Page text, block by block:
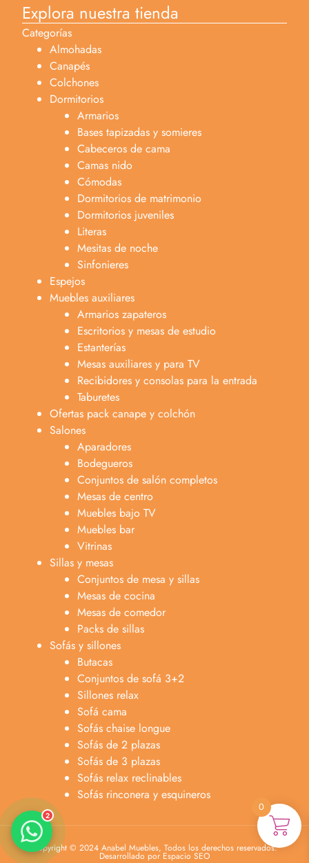
Explora nuestra tienda
Categorías
Almohadas
Canapés
Colchones
Dormitorios
Armarios
Bases tapizadas y somieres
Cabeceros de cama
Camas nido
Cómodas
Dormitorios de matrimonio
Dormitorios juveniles
Literas
Mesitas de noche
Sinfonieres
Espejos
Muebles auxiliares
Armarios zapateros
Escritorios y mesas de estudio
Estanterías
Mesas auxiliares y para TV
Recibidores y consolas para la entrada
Taburetes
Ofertas pack canape y colchón
Salones
Aparadores
Bodegueros
Conjuntos de salón completos
Mesas de centro
Muebles bajo TV
Muebles bar
Vitrinas
Sillas y mesas
Conjuntos de mesa y sillas
Mesas de cocina
Mesas de comedor
Packs de sillas
Sofás y sillones
Butacas
Conjuntos de sofá 3+2
Sillones relax
Sofá cama
Sofás chaise longue
Sofás de 2 plazas
Sofás de 3 plazas
Sofás relax reclinables
Sofás rinconera y esquineros
Copyright © 2024 Anabel Muebles, Todos los derechos reservados.
Desarrollado por Espacio SEO
0
Atención al cliente
Lun-Sáb 10:00am-20:00pm
2